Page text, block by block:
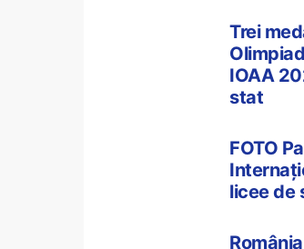
Trei
IOAA
stat
FOTO
licee de